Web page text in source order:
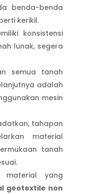
benda-benda
kerikil.
konsistensi
lunak, segera
semua tanah
adalah
mesin
tahapan
material
tanah
material yang
geotextile non